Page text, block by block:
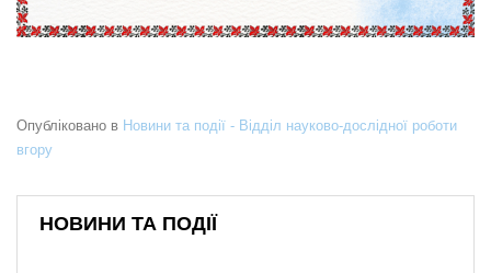
Опубліковано в Новини та події - Відділ науково-дослідної роботи
вгору
НОВИНИ ТА ПОДІЇ